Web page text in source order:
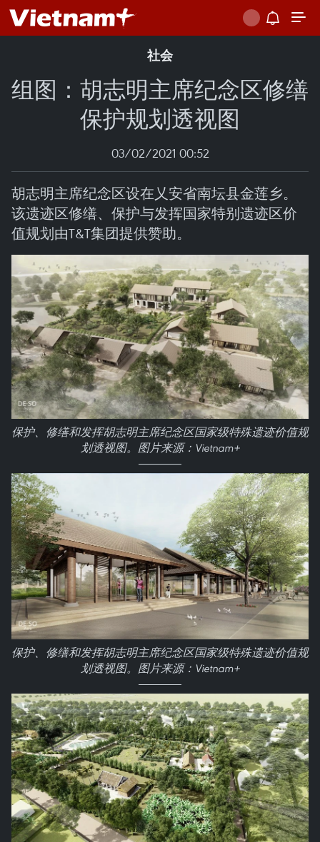
社会
组图：胡志明主席纪念区修缮
保护规划透视图
03/02/2021 00:52
胡志明主席纪念区设在乂安省南坛县金莲乡。
该遗迹区修缮、保护与发挥国家特别遗迹区价
值规划由T&T集团提供赞助。
保护、修缮和发挥胡志明主席纪念区国家级特殊遗迹价值规
划透视图。图片来源：Vietnam+
保护、修缮和发挥胡志明主席纪念区国家级特殊遗迹价值规
划透视图。图片来源：Vietnam+